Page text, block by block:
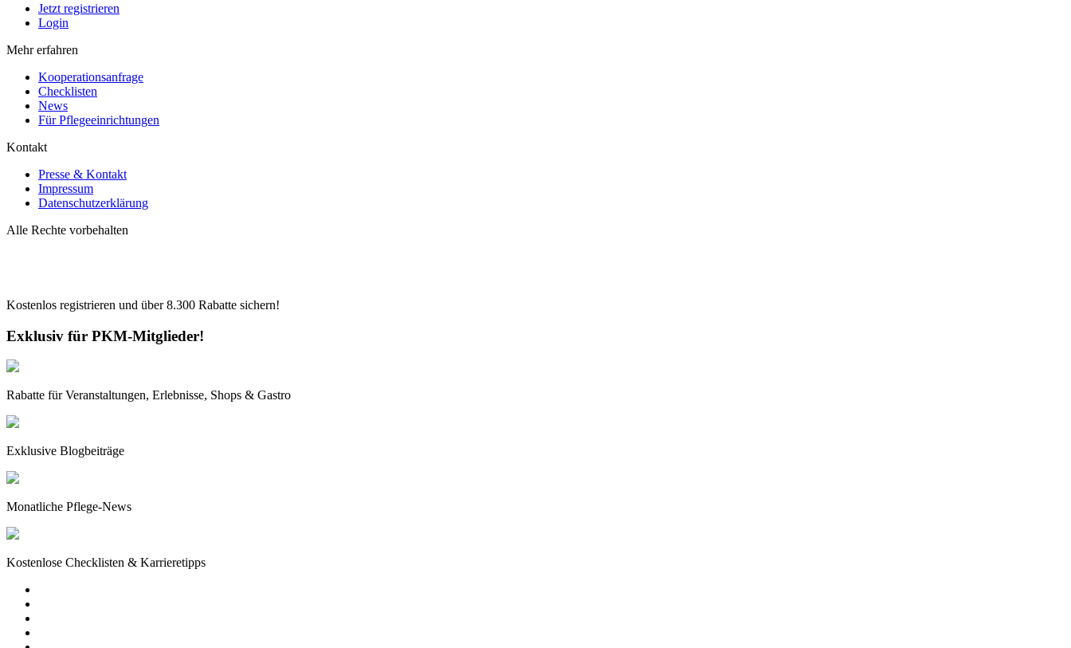
Jetzt registrieren
Login
Mehr erfahren
Kooperationsanfrage
Checklisten
News
Für Pflegeeinrichtungen
Kontakt
Presse & Kontakt
Impressum
Datenschutzerklärung
Alle Rechte vorbehalten
Kostenlos registrieren und über8.300 Rabatte sichern!
Exklusiv für PKM-Mitglieder!
Rabatte für Veranstaltungen, Erlebnisse, Shops & Gastro
Exklusive Blogbeiträge
Monatliche Pflege-News
Kostenlose Checklisten & Karrieretipps